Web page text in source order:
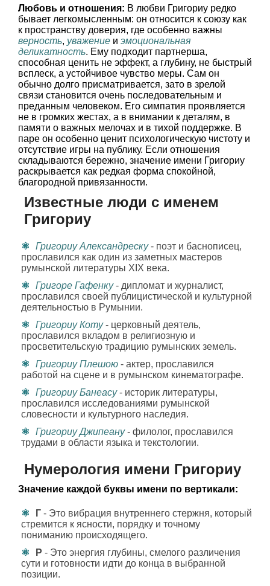
Любовь и отношения: В любви Григориу редко
бывает легкомысленным: он относится к союзу как
к пространству доверия, где особенно важны
верность, уважение и эмоциональная
деликатность. Ему подходит партнерша,
способная ценить не эффект, а глубину, не быстрый
всплеск, а устойчивое чувство меры. Сам он
обычно долго присматривается, зато в зрелой
связи становится очень последовательным и
преданным человеком. Его симпатия проявляется
не в громких жестах, а в внимании к деталям, в
памяти о важных мелочах и в тихой поддержке. В
паре он особенно ценит психологическую чистоту и
отсутствие игры на публику. Если отношения
складываются бережно, значение имени Григориу
раскрывается как редкая форма спокойной,
благородной привязанности.
Известные люди с именем
Григориу
Григориу Александреску- поэт и баснописец,
прославился как один из заметных мастеров
румынской литературы XIX века.
Григоре Гафенку- дипломат и журналист,
прославился своей публицистической и культурной
деятельностью в Румынии.
Григориу Коту- церковный деятель,
прославился вкладом в религиозную и
просветительскую традицию румынских земель.
Григориу Плешою - актер, прославился
работой на сцене и в румынском кинематографе.
Григориу Банеасу- историк литературы,
прославился исследованиями румынской
словесности и культурного наследия.
Григориу Джипеану- филолог, прославился
трудами в области языка и текстологии.
Нумерология имени Григориу
Значение каждой буквы имени по вертикали:
Г - Это вибрация внутреннего стержня, который
стремится к ясности, порядку и точному
пониманию происходящего.
Р - Это энергия глубины, смелого различения
сути и готовности идти до конца в выбранной
позиции.